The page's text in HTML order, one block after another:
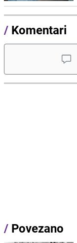
/ Komentari
/ Povezano